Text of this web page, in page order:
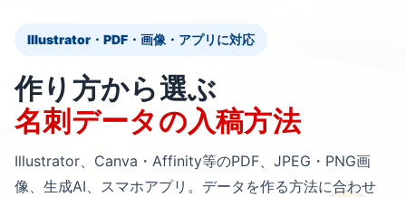
Illustrator・PDF・画像・アプリに対応
作り方から選ぶ
名刺データの入稿方法
Illustrator、Canva・Affinity等のPDF、JPEG・PNG画
像、生成AI、スマホアプリ。データを作る方法に合わせ